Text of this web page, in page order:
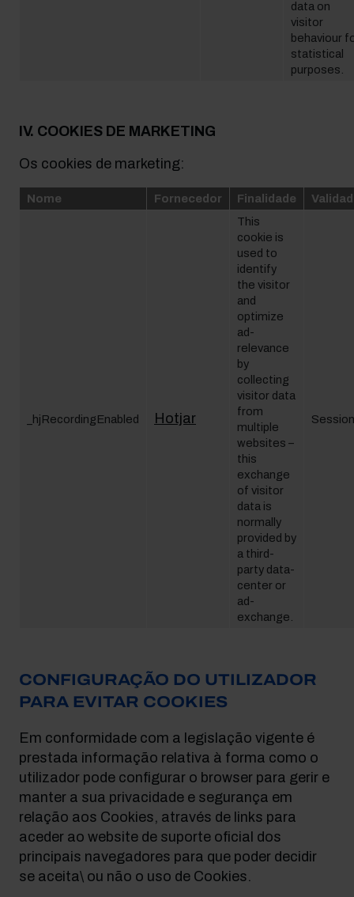
data on
visitor
behaviour
statistical
purposes.
IV. COOKIES DE MARKETING
Os cookies de marketing:
Nome Fornecedor Finalidade
_hjRecordingEnabled Hotjar
This
cookie is
used to
identify
the visitor
and
optimize
ad-
relevance
by
collecting
visitor data
from
multiple
websites –
this
exchange
of visitor
data is
normally
provided by
a third-
party data-
center or
ad-
exchange.
Session
CONFIGURAÇÃO DO UTILIZADOR
PARA EVITAR COOKIES
Em conformidade com a legislação vigente é
prestada informação relativa à forma como o
utilizador pode configurar o browser para gerir e
manter a sua privacidade e segurança em
relação aos Cookies, através de links para
aceder ao website de suporte oficial dos
principais navegadores para que poder decidir
se aceita\ ou não o uso de Cookies.